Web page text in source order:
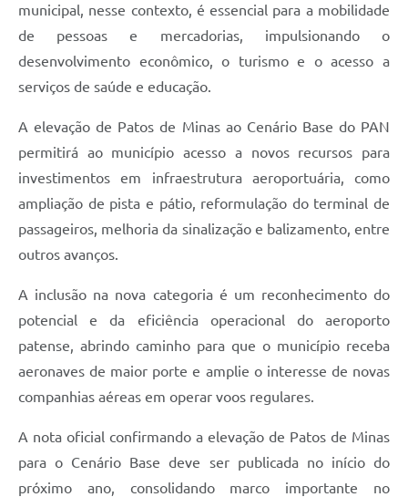
municipal, nesse contexto, é essencial para a mobilidade
de pessoas e mercadorias, impulsionando o
desenvolvimento econômico, o turismo e o acesso a
serviços de saúde e educação.
A elevação de Patos de Minas ao Cenário Base do PAN
permitirá ao município acesso a novos recursos para
investimentos em infraestrutura aeroportuária, como
ampliação de pista e pátio, reformulação do terminal de
passageiros, melhoria da sinalização e balizamento, entre
outros avanços.
A inclusão na nova categoria é um reconhecimento do
potencial e da eficiência operacional do aeroporto
patense, abrindo caminho para que o município receba
aeronaves de maior porte e amplie o interesse de novas
companhias aéreas em operar voos regulares.
A nota oficial confirmando a elevação de Patos de Minas
para o Cenário Base deve ser publicada no início do
próximo ano, consolidando marco importante no